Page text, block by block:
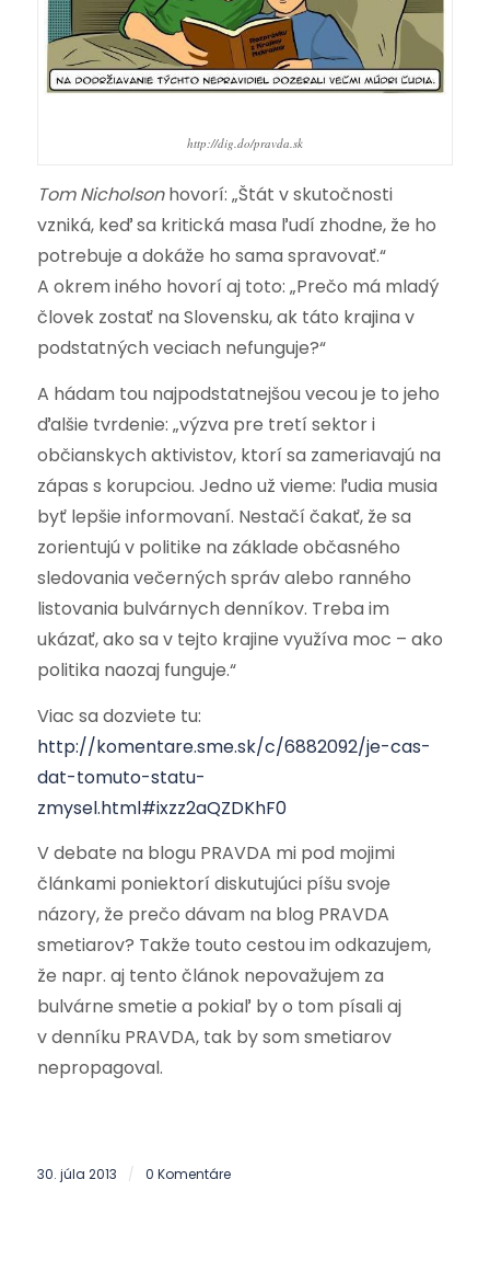
http://dig.do/pravda.sk
Tom Nicholsonhovorí: „Štát v skutočnosti
vzniká, keď sa kritická masa ľudí zhodne, že ho
potrebuje a dokáže ho sama spravovať.“
A okrem iného hovorí aj toto: „Prečo má mladý
človek zostať na Slovensku, ak táto krajina v
podstatných veciach nefunguje?“
A hádam tou najpodstatnejšou vecou je to jeho
ďalšie tvrdenie: „výzva pre tretí sektor i
občianskych aktivistov, ktorí sa zameriavajú na
zápas s korupciou. Jedno už vieme: ľudia musia
byť lepšie informovaní. Nestačí čakať, že sa
zorientujú v politike na základe občasného
sledovania večerných správ alebo ranného
listovania bulvárnych denníkov. Treba im
ukázať, ako sa v tejto krajine využíva moc – ako
politika naozaj funguje.“
Viac sa dozviete tu:
http://komentare.sme.sk/c/6882092/je-cas-
dat-tomuto-statu-
zmysel.html#ixzz2aQZDKhF0
V debate na blogu PRAVDA mi pod mojimi
článkami poniektorí diskutujúci píšu svoje
názory, že prečo dávam na blog PRAVDA
smetiarov? Takže touto cestou im odkazujem,
že napr. aj tento článok nepovažujem za
bulvárne smetie a pokiaľ by o tom písali aj
v denníku PRAVDA, tak by som smetiarov
nepropagoval.
30. júla 2013 / 0 Komentáre